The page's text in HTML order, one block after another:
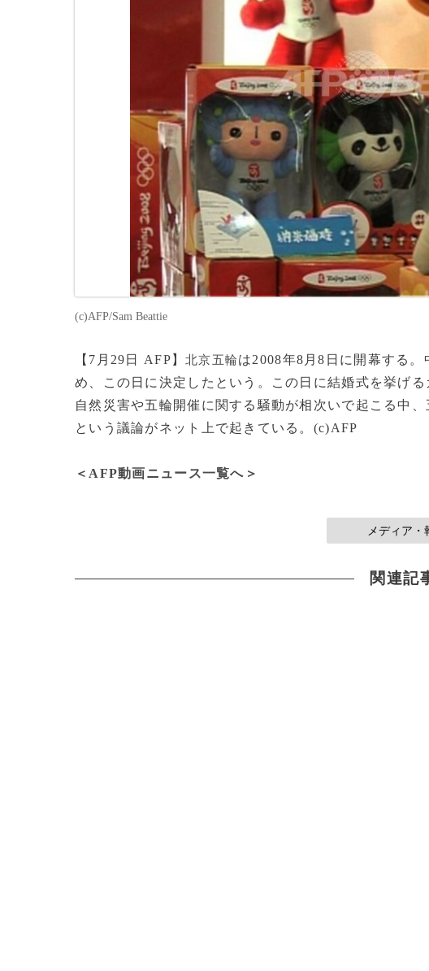
(c)AFP/Sam Beattie
【7月29日 AFP】北京五輪は2008年8月8日に開幕する
め、この日に決定したという。この日に結婚式を挙げ
自然災害や五輪開催に関する騒動が相次いで起こる中
という議論がネット上で起きている。(c)AFP
＜AFP動画ニュース一覧へ＞
メディア
関連記